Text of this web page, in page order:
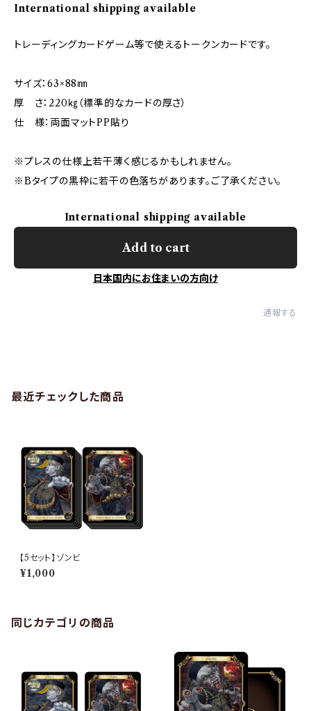
International shipping available
トレーディングカードゲーム等で使えるトークンカードです。
サイズ：63×88㎜
厚 さ：220㎏（標準的なカードの厚さ）
仕 様：両面マットPP貼り
※プレスの仕様上若干薄く感じるかもしれません。
※Bタイプの黒枠に若干の色落ちがあります。ご了承ください。
International shipping available
Add to cart
日本国内にお住まいの方向け
通報する
最近チェックした商品
【5セット】ゾンビ
¥1,000
同じカテゴリの商品